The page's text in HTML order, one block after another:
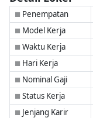
■ Penempatan
■ Model Kerja
■ Waktu Kerja
■ Hari Kerja
■ Nominal Gaji
■ Status Kerja
■ Jenjang Karir